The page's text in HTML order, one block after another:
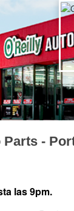
-
las 9pm.